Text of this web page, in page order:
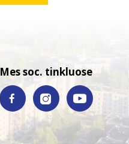
Mes soc. tinkluose